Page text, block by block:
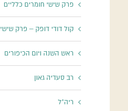
פרק שישי חומרים כלליים
קול דודי דופק – פרק שישי
ראש השנה ויום הכיפורים
רב סעדיה גאון
ריה"ל